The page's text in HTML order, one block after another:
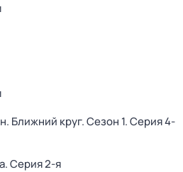
Ближний круг. Сезон 1. Серия 4-
. Серия 2-я